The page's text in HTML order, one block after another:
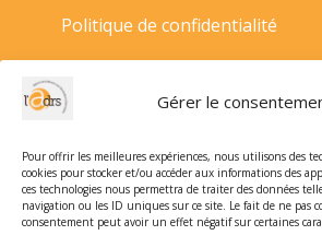
Gérer le
Pour offrir les meilleures expériences, nous utilisons des
cookies pour stocker et/ou accéder aux informations des
ces technologies nous permettra de traiter des données
navigation ou les ID uniques sur ce site. Le fait de ne pas
consentement peut avoir un effet négatif sur certaines
Politique de confidentialité
Politique de cookies